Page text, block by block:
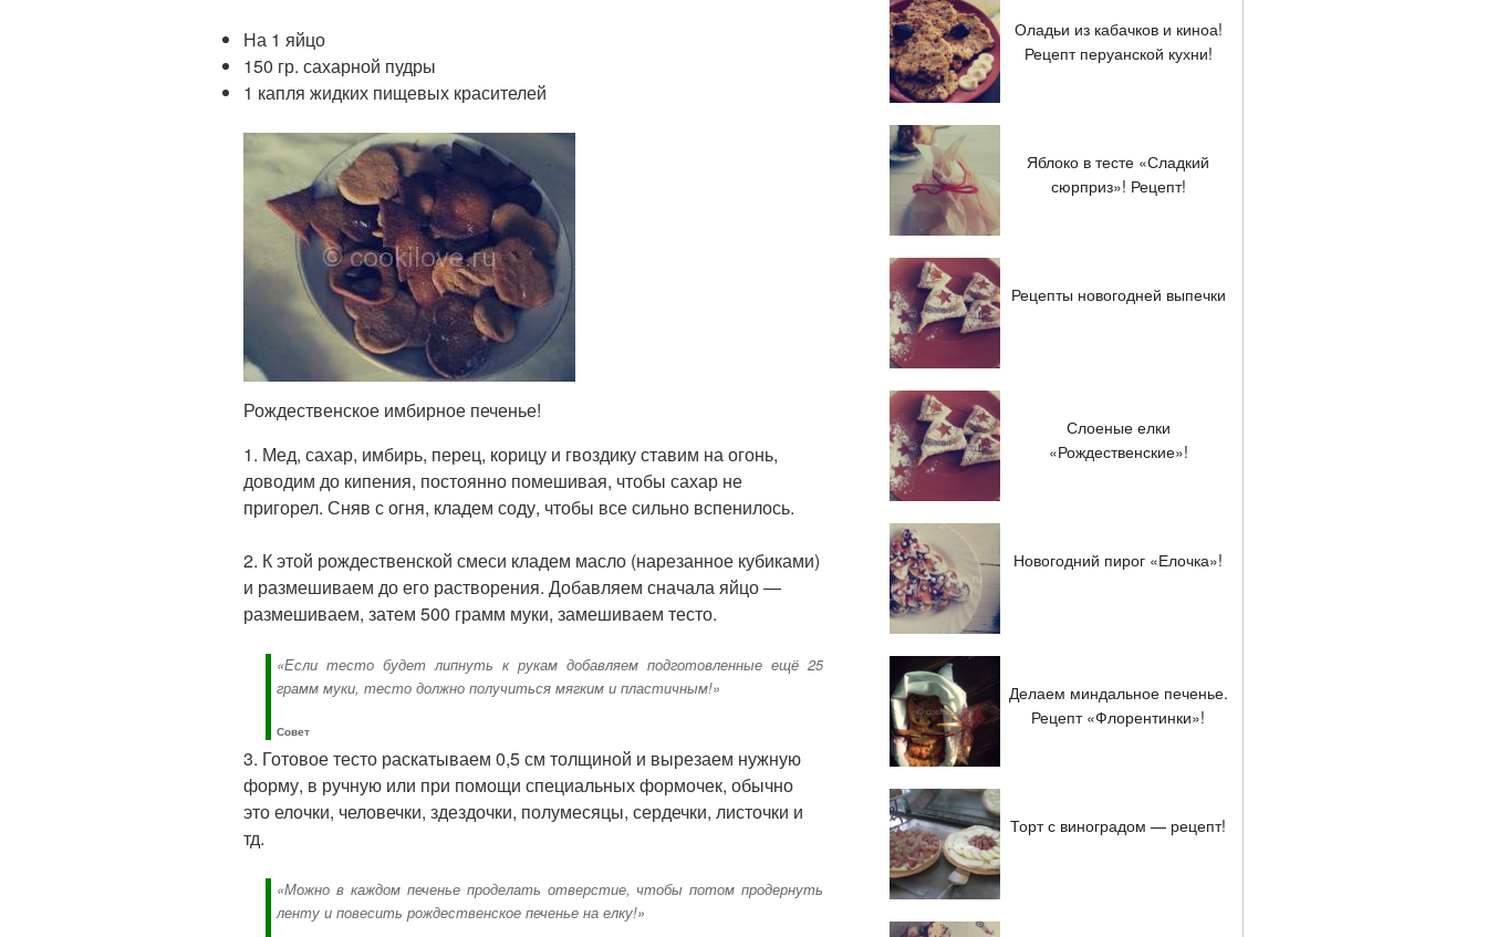
На 1 яйцо
150 гр. сахарной пудры
1 капля жидких пищевых красителей
Рождественское имбирное печенье!
1. Мед, сахар, имбирь, перец, корицу и гвоздику ставим на огонь,
доводим до кипения, постоянно помешивая, чтобы сахар не
пригорел. Сняв с огня, кладем соду, чтобы все сильно вспенилось.
2. К этой рождественской смеси кладем масло (нарезанное кубиками)
и размешиваем до его растворения. Добавляем сначала яйцо —
размешиваем, затем 500 грамм муки, замешиваем тесто.
«Если тесто будет липнуть к рукам добавляем подготовленные ещё 25
грамм муки, тесто должно получиться мягким и пластичным!»
Совет
3. Готовое тесто раскатываем 0,5 см толщиной и вырезаем нужную
форму, в ручную или при помощи специальных формочек, обычно
это елочки, человечки, здездочки, полумесяцы, сердечки, листочки и
тд.
«Можно в каждом печенье проделать отверстие, чтобы потом продернуть
ленту и повесить рождественское печенье на елку!»
Оладьи из кабачков и киноа!
Рецепт перуанской кухни!
Яблоко в тесте «Сладкий
сюрприз»! Рецепт!
Рецепты новогодней выпечки
Слоеные елки
«Рождественские»!
Новогодний пирог «Елочка»!
Делаем миндальное печенье.
Рецепт «Флорентинки»!
Торт с виноградом — рецепт!